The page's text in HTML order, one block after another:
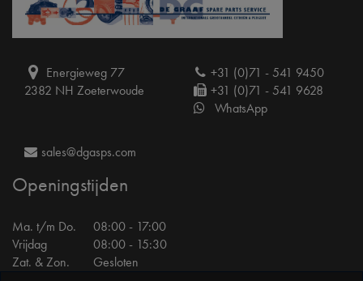
Energieweg 77
2382 NH Zoeterwoude
+31 (0)71 - 541 9450
+31 (0)71 - 541 9628
WhatsApp
sales@dgasps.com
Openingstijden
Ma. t/m Do.
08:00 - 17:00
Vrijdag
08:00 - 15:30
Zat. & Zon.
Gesloten